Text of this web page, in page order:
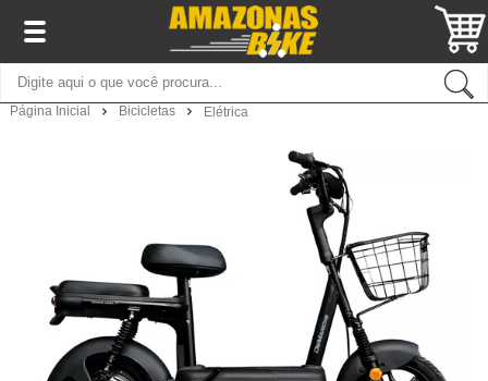
Página Inicial Bicicletas Elétrica